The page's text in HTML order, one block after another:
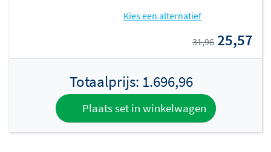
Kies een alternatief
31,96 25,57
Totaalprijs: 1.696,96
Plaats set in winkelwagen